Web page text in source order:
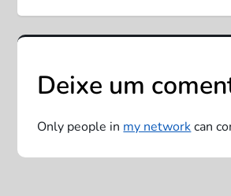
g
a
ç
ã
Deixe um
Only people inmy networkcan